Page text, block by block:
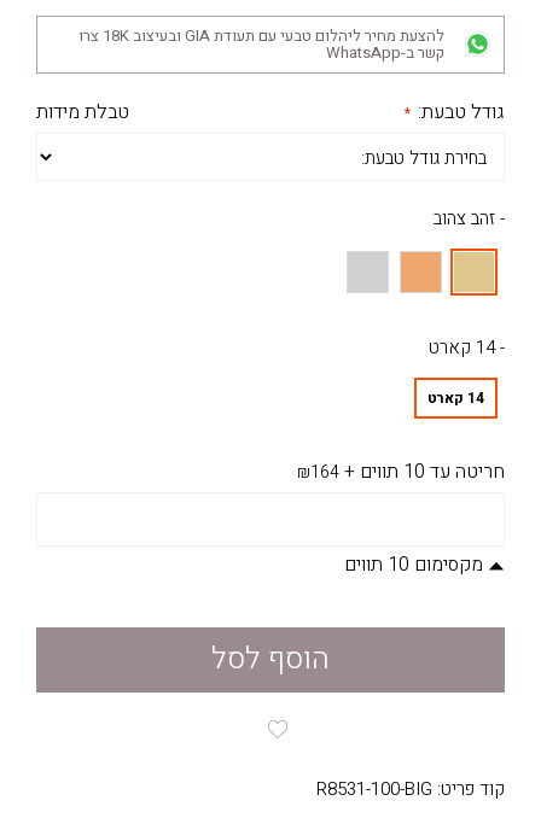
להצעת מחיר ליהלום טבעי עם תעודת GIA ובעיצוב 18K צרו
קשר ב-WhatsApp
טבלת מידות גודל טבעת:
- זהב צהוב
- 14 קארט
14 קארט
חריטה עד 10 תווים +
₪164
מקסימום 10 תווים
הוסף לסל
קוד פריט: R8531-100-BIG